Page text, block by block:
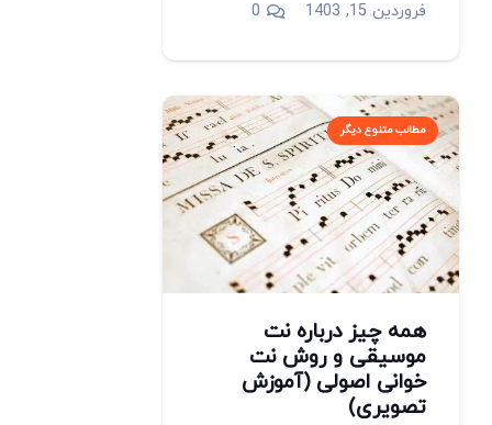
فروردین 15, 1403 0
مطالب متنوع دیگر
همه چیز درباره نت
موسیقی و روش نت
خوانی اصولی (آموزش
تصویری)